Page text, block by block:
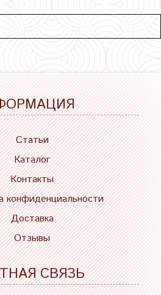
Статьи
Каталог
Контакты
конфиденциальности
Доставка
Отзывы
СВЯЗЬ